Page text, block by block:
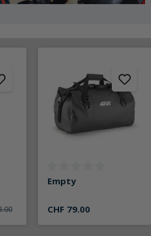
von 5 von 5 Sternen
Durchschnittliche
Empty
CHF 79.00